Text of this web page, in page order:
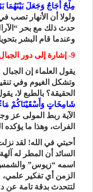
مِلْحٌ أُجَاجٌ وَجَعَلَ بَيْنَهُمَا
ولولا أن الأنهار تصب
حدث ذلك مع بحر
وعندما قام البشر
9- إشارة إلى دور الجبال
يقول العلماء إن
وتشكل الغيوم وفي
الحقيقة؟ بالطبع لا،
شَامِخَاتٍ وَأَسْقَيْنَاكُمْ مَاءً
الآية ربط المولى عز
الفرات، وهذا ما يؤكده
أحبتي في الله! لقد
السائد أن المطر له
اسمه “زيوس”
لتتحدث بدقة تامة عن